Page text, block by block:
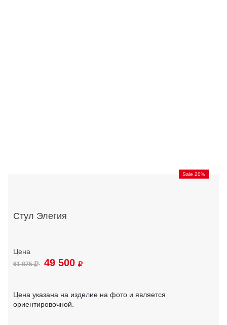
Sale 20%
Стул Элегия
61 875 49 500
Цена указана на изделие на фото и является
ориентировочной.